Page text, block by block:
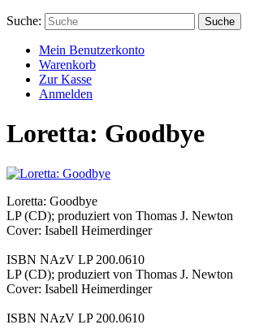
Suche: Suche
Mein Benutzerkonto
Warenkorb
Zur Kasse
Anmelden
Loretta: Goodbye
Loretta: Goodbye
LP (CD); produziert von Thomas J. Newton
Cover: Isabell Heimerdinger
ISBN NAzV LP 200.0610
LP (CD); produziert von Thomas J. Newton
Cover: Isabell Heimerdinger
ISBN NAzV LP 200.0610